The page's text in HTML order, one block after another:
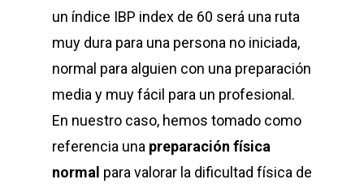
un índice IBP index de 60 será una ruta
muy dura para una persona no iniciada,
normal para alguien con una preparación
media y muy fácil para un profesional.
En nuestro caso, hemos tomado como
referencia una preparación física
normal para valorar la dificultad física de